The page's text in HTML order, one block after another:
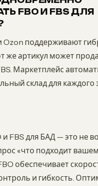
FBO И FBS ДЛЯ
Ozon поддерживают
же артикул может
Маркетплейс
склад для каждого
FBS для БАД — это не
«что подходит
обеспечивает
и гибкость.